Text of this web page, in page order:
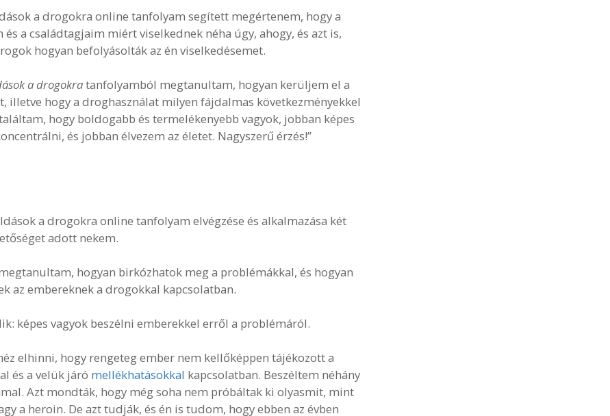
a drogokra online tanfolyam segített megértenem, hogy a
és a családtagjaim miért viselkednek néha úgy, ahogy, és azt is,
hogyan befolyásolták az én viselkedésemet.
a drogokratanfolyamból megtanultam, hogyan kerüljem el a
illetve hogy a droghasználat milyen fájdalmas következményekkel
hogy boldogabb és termelékenyebb vagyok, jobban képes
és jobban élvezem az életet. Nagyszerű érzés!”
a drogokra online tanfolyam elvégzése és alkalmazása két
adott nekem.
hogyan birkózhatok meg a problémákkal, és hogyan
az embereknek a drogokkal kapcsolatban.
képes vagyok beszélni emberekkel erről a problémáról.
elhinni, hogy rengeteg ember nem kellőképpen tájékozott a
és a velük járó mellékhatásokkal kapcsolatban. Beszéltem néhány
Azt mondták, hogy még soha nem próbáltak ki olyasmit, mint
a heroin. De azt tudják, és én is tudom, hogy ebben az évben